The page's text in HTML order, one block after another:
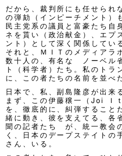
だから、裁判所にも任せら
の弾劾（インピーチメント）
民主党系の議員と富豪たち
ネを貰い（政治献金）、エプ
ント）として深く関係してい
それと、ＭＩＴのメディア
数十人の、有名な ノーベル
ト（科学者）たち。私のト
に、この者たちの名前を並べ
日本で、私、副島隆彦が出来
まず、この伊藤穣一（Joi
を、徹底的に、糾弾すること
緒に動き、彼を支えてる、各
聞の記者たち が、統一教会
く、日本のデープステイトの
さん、いる。